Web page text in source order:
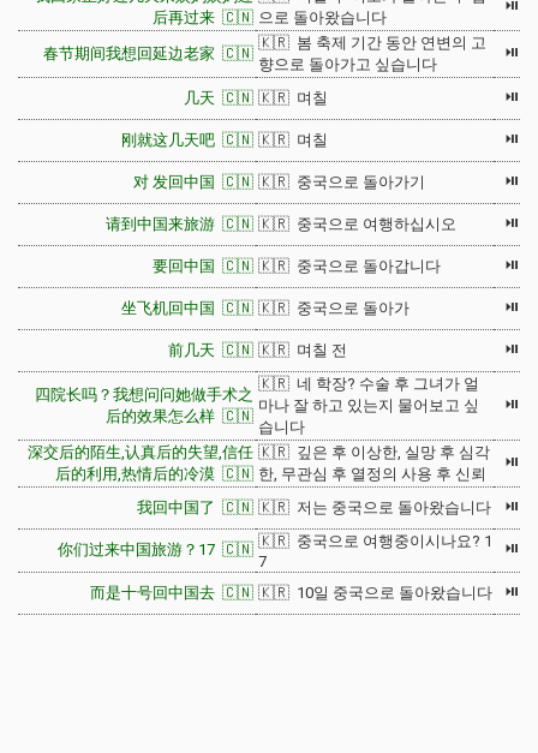
后再过来 🇨🇳 으로 돌아왔습니다
⏯
春节期间我想回延边老家 🇨🇳
🇰🇷 봄 축제 기간 동안 연변의 고
향으로 돌아가고 싶습니다
⏯
几天 🇨🇳 🇰🇷 며칠 ⏯
刚就这几天吧 🇨🇳 🇰🇷 며칠 ⏯
对 发回中国 🇨🇳 🇰🇷 중국으로 돌아가기 ⏯
请到中国来旅游 🇨🇳 🇰🇷 중국으로 여행하십시오 ⏯
要回中国 🇨🇳 🇰🇷 중국으로 돌아갑니다 ⏯
坐飞机回中国 🇨🇳 🇰🇷 중국으로 돌아가 ⏯
前几天 🇨🇳 🇰🇷 며칠 전 ⏯
四院长吗？我想问问她做手术之
后的效果怎么样 🇨🇳
🇰🇷 네 학장? 수술 후 그녀가 얼
마나 잘 하고 있는지 물어보고 싶
습니다
⏯
深交后的陌生,认真后的失望,信任
后的利用,热情后的冷漠 🇨🇳
🇰🇷 깊은 후 이상한, 실망 후 심각
한, 무관심 후 열정의 사용 후 신뢰
⏯
我回中国了 🇨🇳 🇰🇷 저는 중국으로 돌아왔습니다 ⏯
你们过来中国旅游？17 🇨🇳 🇰🇷 중국으로 여행중이시나요? 1
7
⏯
而是十号回中国去 🇨🇳 🇰🇷 10일 중국으로 돌아왔습니다 ⏯